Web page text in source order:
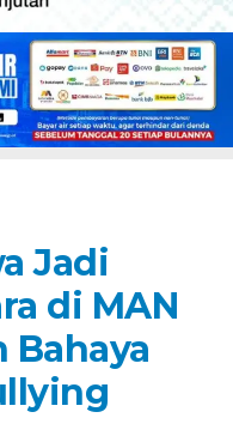
Jadi
di MAN
Bahaya